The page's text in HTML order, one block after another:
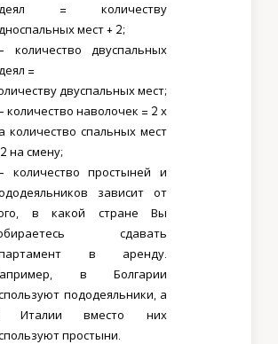
= количеству
мест + 2;
количество двуспальных
=
двуспальных мест;
количество наволочек = 2 х
количество спальных мест
на смену;
количество простыней и
зависит от
в какой стране Вы
сдавать
в аренду.
в Болгарии
пододеяльники, а
Италии вместо них
простыни.